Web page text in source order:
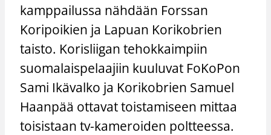
kamppailussa nähdään Forssan
Koripoikien ja Lapuan Korikobrien
taisto. Korisliigan tehokkaimpiin
suomalaispelaajiin kuuluvat FoKoPon
Sami Ikävalko ja Korikobrien Samuel
Haanpää ottavat toistamiseen mittaa
toisistaan tv-kameroiden poltteessa.